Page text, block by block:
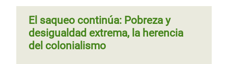
El saqueo continúa: Pobreza y
desigualdad extrema, la herencia
del colonialismo